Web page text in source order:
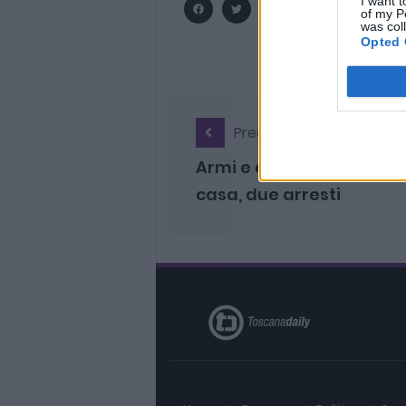
of my
was
Opted
Precedente
Armi e anabolizzanti in
casa, due arresti